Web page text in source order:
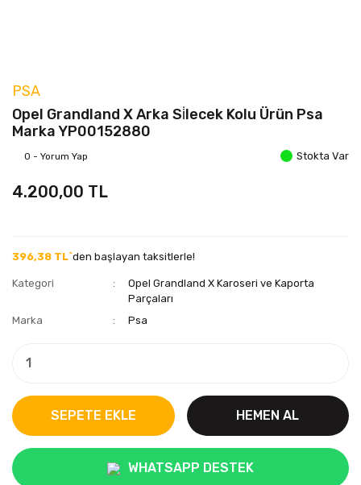
PSA
Opel Grandland X Arka Si̇lecek Kolu Ürün Psa
Marka YP00152880
0 - Yorum Yap Stokta Var
4.200,00 TL
396,38 TL`den başlayan taksitlerle!
Kategori
Opel Grandland X Karoseri ve Kaporta
Parçaları
Marka
Psa
SEPETE EKLE HEMEN AL
WHATSAPP DESTEK